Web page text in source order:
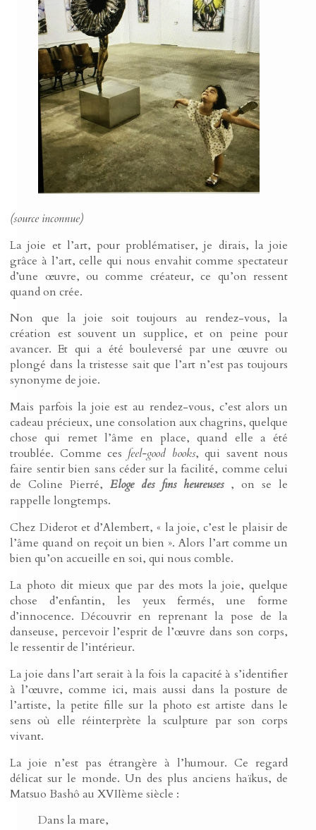
(source inconnue)
La joie et l’art, pour problématiser, je dirais, la joie
grâce à l’art, celle qui nous envahit comme spectateur
d’une œuvre, ou comme créateur, ce qu’on ressent
quand on crée.
Non que la joie soit toujours au rendez-vous, la
création est souvent un supplice, et on peine pour
avancer. Et qui a été bouleversé par une œuvre ou
plongé dans la tristesse sait que l’art n’est pas toujours
synonyme de joie.
Mais parfois la joie est au rendez-vous, c’est alors un
cadeau précieux, une consolation aux chagrins, quelque
chose qui remet l’âme en place, quand elle a été
troublée. Comme ces feel-good books, qui savent nous
faire sentir bien sans céder sur la facilité, comme celui
de Coline Pierré,Eloge des fins heureuses , on se le
rappelle longtemps.
Chez Diderot et d’Alembert, « la joie, c’est le plaisir de
l’âme quand on reçoit un bien ». Alors l’art comme un
bien qu’on accueille en soi, qui nous comble.
La photo dit mieux que par des mots la joie, quelque
chose d’enfantin, les yeux fermés, une forme
d’innocence. Découvrir en reprenant la pose de la
danseuse, percevoir l’esprit de l’œuvre dans son corps,
le ressentir de l’intérieur.
La joie dans l’art serait à la fois la capacité à s’identifier
à l’œuvre, comme ici, mais aussi dans la posture de
l’artiste, la petite fille sur la photo est artiste dans le
sens où elle réinterprète la sculpture par son corps
vivant.
La joie n’est pas étrangère à l’humour. Ce regard
délicat sur le monde. Un des plus anciens haïkus, de
Matsuo Bashô au XVIIème siècle :
Dans la mare,